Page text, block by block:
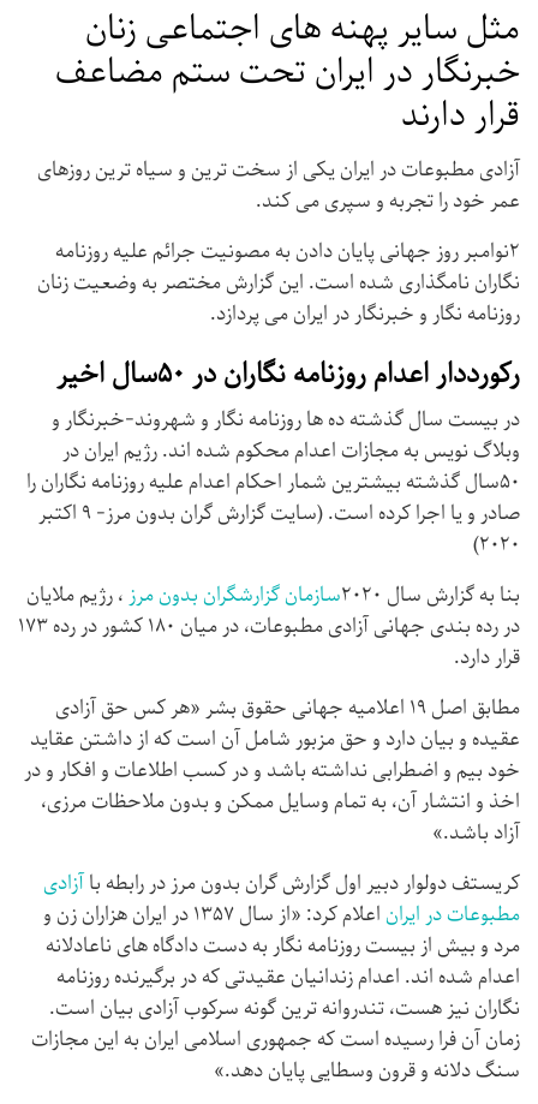
مثل سایر پهنه های اجتماعی زنان
خبرنگار در ایران تحت ستم مضاعف
قرار دارند
آزادی مطبوعات در ایران یکی از سخت ترین و سیاه ترین روزهای
عمر خود را تجربه و سپری می کند.
۲نوامبر روز جهانی پایان دادن به مصونیت جرائم علیه روزنامه
نگاران نامگذاری شده است. این گزارش مختصر به وضعیت زنان
روزنامه نگار و خبرنگار در ایران می پردازد.
رکورددار اعدام روزنامه نگاران در ۵۰سال اخیر
در بیست سال گذشته ده ها روزنامه نگار و شهروند-خبرنگار و
وبلاگ نویس به مجازات اعدام محکوم شده اند. رژیم ایران در
۵۰سال گذشته بیشترین شمار احکام اعدام علیه روزنامه نگاران را
صادر و یا اجرا کرده است. (سایت گزارش گران بدون مرز- ۹ اکتبر
۲۰۲۰)
بنا به گزارش سال ۲۰۲۰
سازمان گزارشگران بدون مرز، رژیم ملایان
در رده بندی جهانی آزادی مطبوعات، در میان ۱۸۰ کشور در رده ۱۷۳
قرار دارد.
مطابق اصل ۱۹ اعلامیه جهانی حقوق بشر «هر کس حق آزادی
عقیده و بیان دارد و حق مزبور شامل آن است که از داشتن عقاید
خود بیم و اضطرابی نداشته باشد و در کسب اطلاعات و افکار و در
اخذ و انتشار آن،‌ به تمام وسایل ممکن و بدون ملاحظات مرزی،‌
آزاد باشد.»
کریستف دولوار دبیر اول گزارش گران بدون مرز در رابطه باآزادی
مطبوعات در ایران
اعلام کرد: «از سال ۱۳۵۷ در ایران هزاران زن و
مرد و بیش از بیست روزنامه نگار به دست دادگاه های ناعادلانه
اعدام شده اند. اعدام زندانیان عقیدتی که در برگیرنده روزنامه
نگاران نیز هست، تندروانه ترین گونه سرکوب آزادی بیان است.
زمان آن فرا رسیده است که جمهوری اسلامی ایران به این مجازات
سنگ دلانه و قرون وسطایی پایان دهد.»